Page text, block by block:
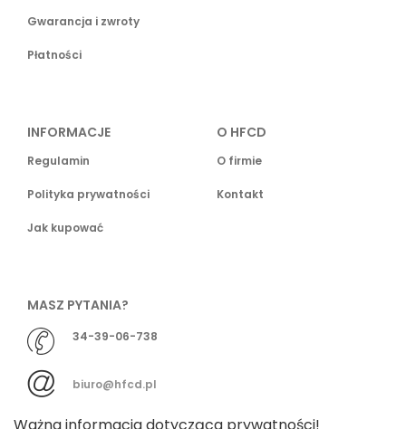
Gwarancja i zwroty
Płatności
INFORMACJE
Regulamin
Polityka prywatności
Jak kupować
O HFCD
O firmie
Kontakt
MASZ PYTANIA?
34-39-06-738
biuro@hfcd.pl